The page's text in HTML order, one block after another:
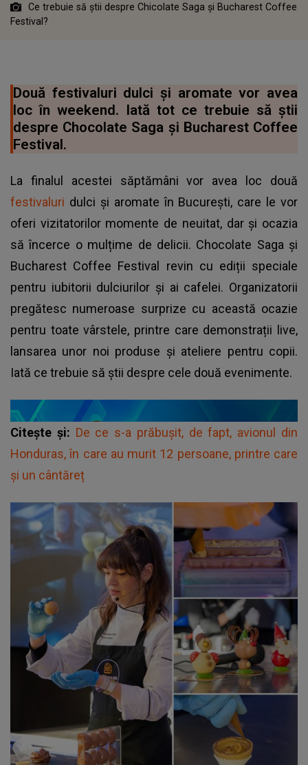
Ce trebuie să știi despre Chicolate Saga și Bucharest Coffee
Festival?
Două festivaluri dulci și aromate vor avea
loc în weekend. Iată tot ce trebuie să știi
despre Chocolate Saga și Bucharest Coffee
Festival.
La finalul acestei săptămâni vor avea loc două
festivaluri dulci și aromate în București, care le vor
oferi vizitatorilor momente de neuitat, dar și ocazia
să încerce o mulțime de delicii. Chocolate Saga și
Bucharest Coffee Festival revin cu ediții speciale
pentru iubitorii dulciurilor și ai cafelei. Organizatorii
pregătesc numeroase surprize cu această ocazie
pentru toate vârstele, printre care demonstrații live,
lansarea unor noi produse și ateliere pentru copii.
Iată ce trebuie să știi despre cele două evenimente.
Citește și: De ce s-a prăbușit, de fapt, avionul din
Honduras, în care au murit 12 persoane, printre care
și un cântăreț